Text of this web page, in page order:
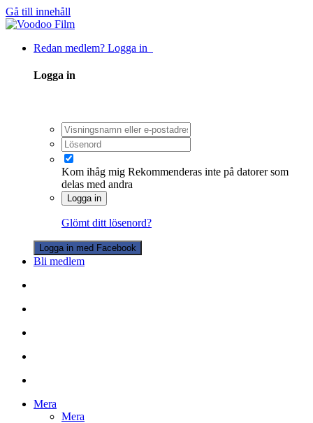
Gå till innehåll
Redan medlem? Logga in
Logga in
Kom ihåg mig Rekommenderas inte på datorer som
delas med andra
Logga in
Glömt ditt lösenord?
Logga in med Facebook
Bli medlem
Mera
Mera